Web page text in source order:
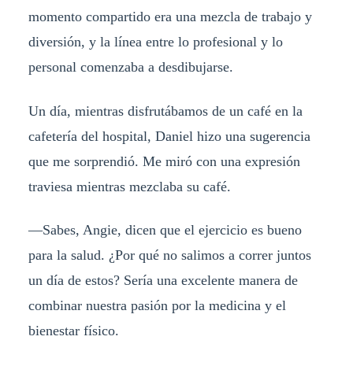
momento compartido era una mezcla de trabajo y
diversión, y la línea entre lo profesional y lo
personal comenzaba a desdibujarse.
Un día, mientras disfrutábamos de un café en la
cafetería del hospital, Daniel hizo una sugerencia
que me sorprendió. Me miró con una expresión
traviesa mientras mezclaba su café.
—Sabes, Angie, dicen que el ejercicio es bueno
para la salud. ¿Por qué no salimos a correr juntos
un día de estos? Sería una excelente manera de
combinar nuestra pasión por la medicina y el
bienestar físico.